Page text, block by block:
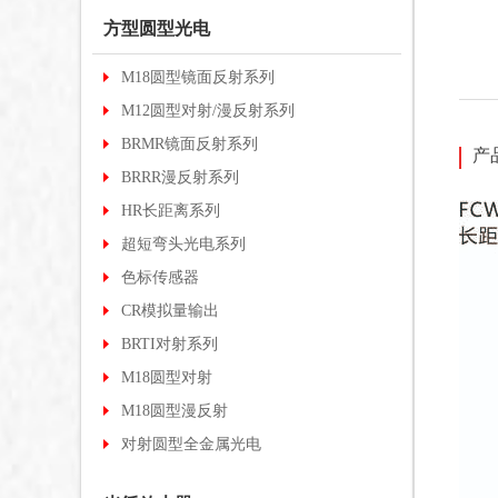
方型圆型光电
M18圆型镜面反射系列
M12圆型对射/漫反射系列
BRMR镜面反射系列
BRRR漫反射系列
HR长距离系列
超短弯头光电系列
色标传感器
CR模拟量输出
BRTI对射系列
M18圆型对射
M18圆型漫反射
对射圆型全金属光电
产